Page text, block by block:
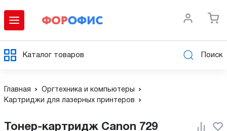
Каталог товаров Поиск
Главная
Оргтехника и компьютеры
Картриджи для лазерных принтеров